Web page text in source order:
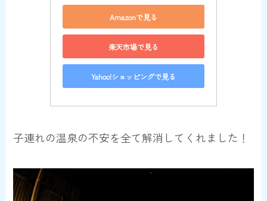
Amazonで見る
楽天市場で見る
Yahoo!ショッピングで見る
子連れの温泉の不安を全て解消してくれました！